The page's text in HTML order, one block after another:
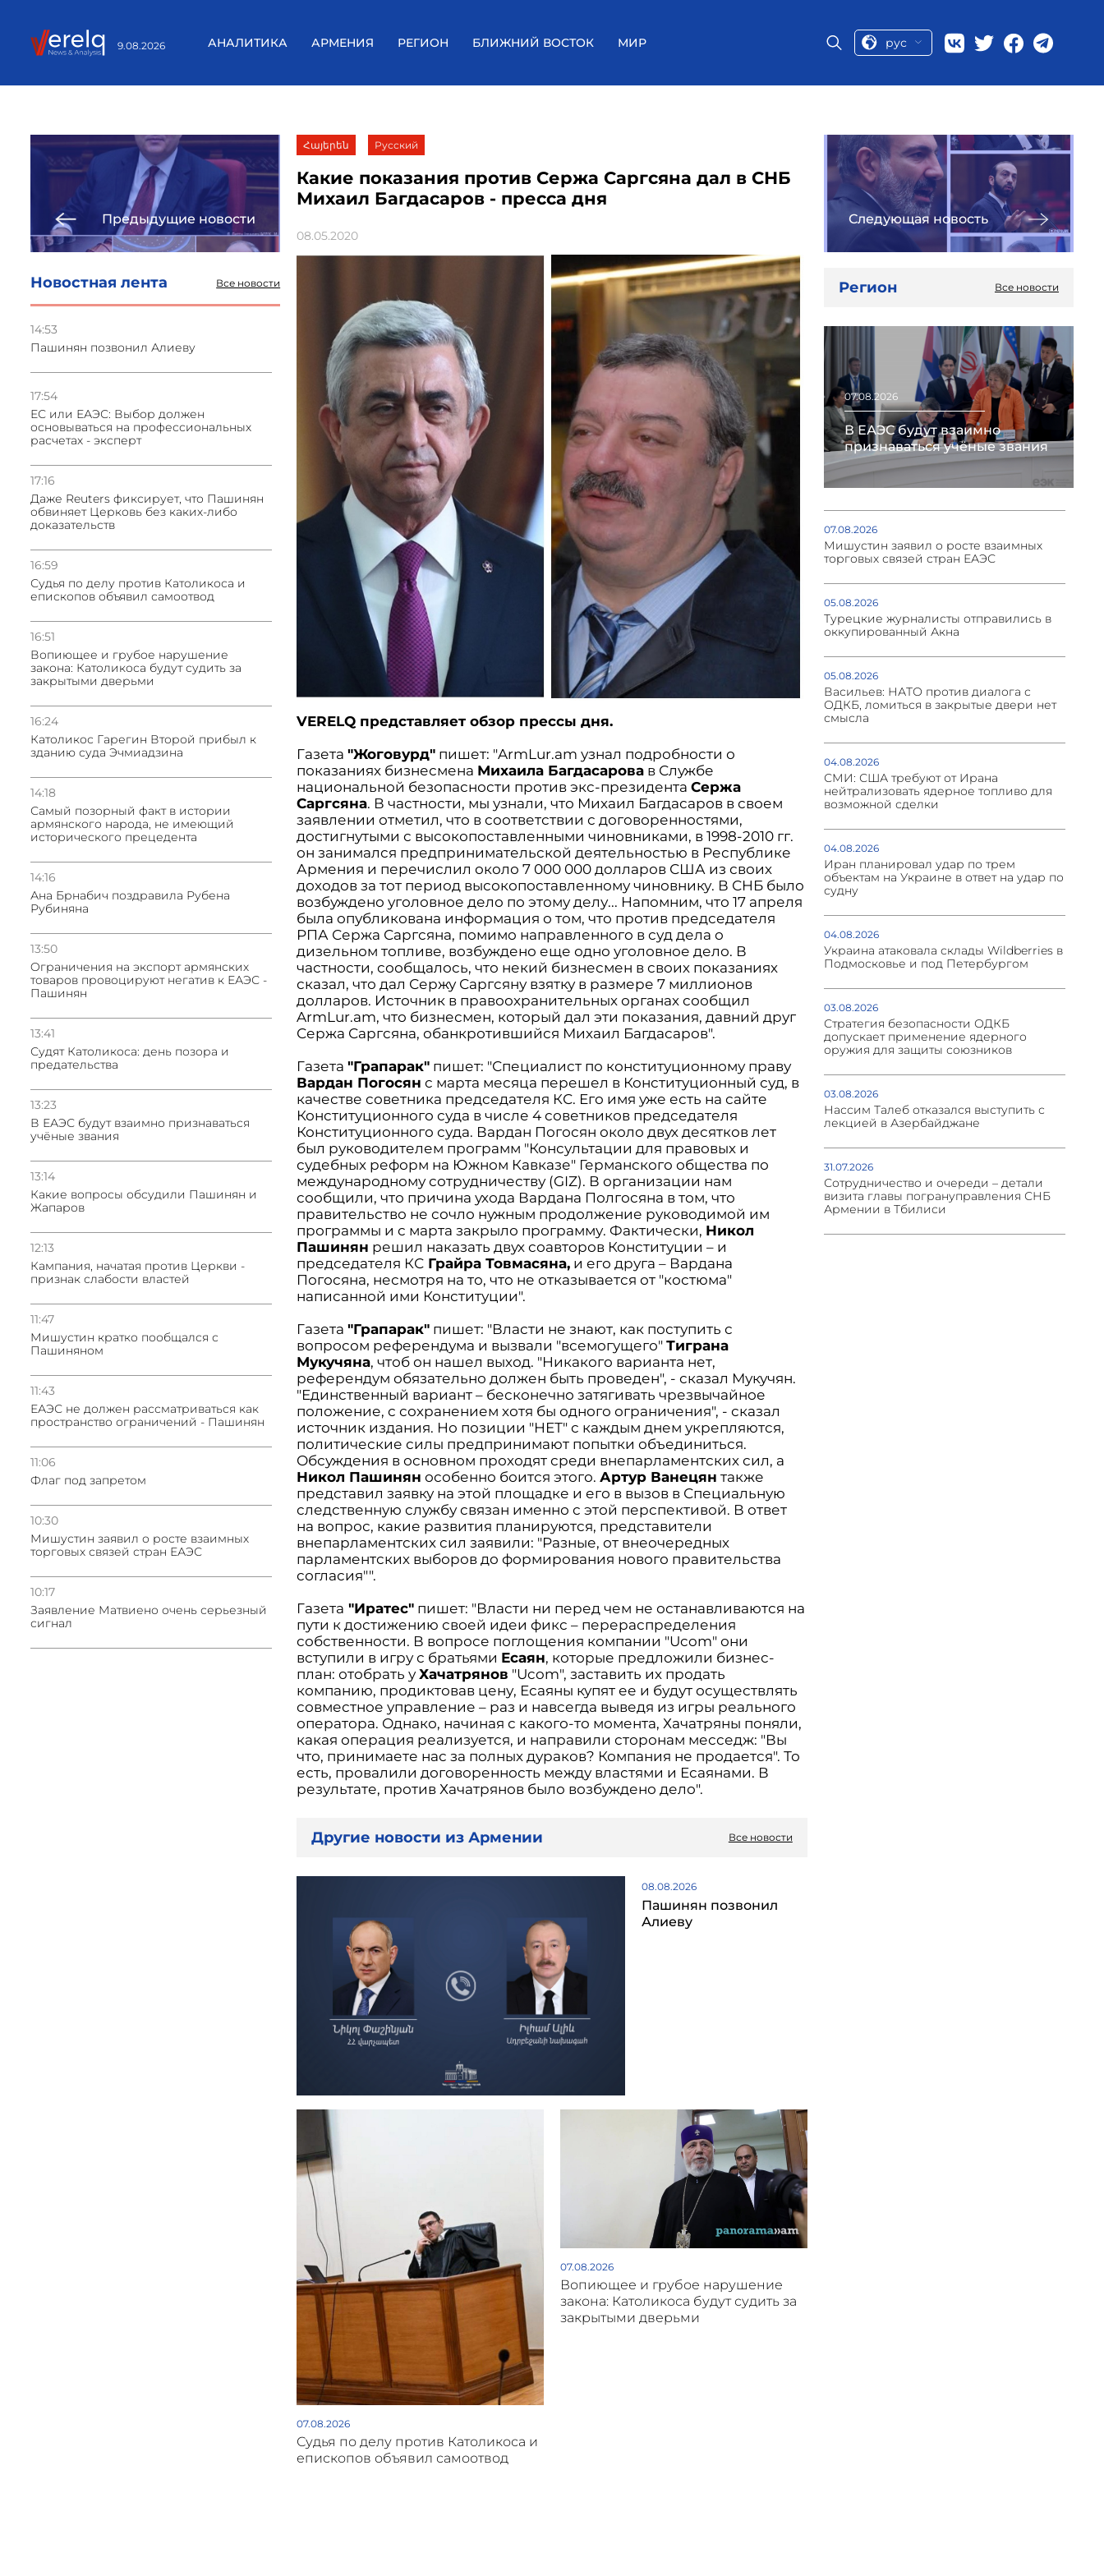
9.08.2026 АНАЛИТИКА АРМЕНИЯ РЕГИОН БЛИЖНИЙ ВОСТОК МИР рус
Предыдущие новости
Новостная лента Все новости
14:53
Пашинян позвонил Алиеву
17:54
ЕС или ЕАЭС: Выбор должен
основываться на профессиональных
расчетах - эксперт
17:16
Даже Reuters фиксирует, что Пашинян
обвиняет Церковь без каких-либо
доказательств
16:59
Судья по делу против Католикоса и
епископов объявил самоотвод
16:51
Вопиющее и грубое нарушение
закона: Католикоса будут судить за
закрытыми дверьми
16:24
Католикос Гарегин Второй прибыл к
зданию суда Эчмиадзина
14:18
Самый позорный факт в истории
армянского народа, не имеющий
исторического прецедента
14:16
Ана Брнабич поздравила Рубена
Рубиняна
13:50
Oграничения на экспорт армянских
товаров провоцируют негатив к ЕАЭС -
Пашинян
13:41
Судят Католикоса: день позора и
предательства
13:23
В ЕАЭС будут взаимно признаваться
учёные звания
13:14
Какие вопросы обсудили Пашинян и
Жапаров
12:13
Кампания, начатая против Церкви -
признак слабости властей
11:47
Мишустин кратко пообщался с
Пашиняном
11:43
ЕАЭС не должен рассматриваться как
пространство ограничений - Пашинян
11:06
Флаг под запретом
10:30
Мишустин заявил о росте взаимных
торговых связей стран ЕАЭС
10:17
Заявление Матвиено очень серьезный
сигнал
Հայերեն Русский
Какие показания против Сержа Саргсяна дал в СНБ
Михаил Багдасаров - пресса дня
08.05.2020
VERELQ представляет обзор прессы дня.
Газета"Жоговурд" пишет: "ArmLur.am узнал подробности о
показаниях бизнесмена Михаила Багдасарова в Службе
национальной безопасности против экс-президентаСержа
Саргсяна. В частности, мы узнали, что Михаил Багдасаров в своем
заявлении отметил, что в соответствии с договоренностями,
достигнутыми с высокопоставленными чиновниками, в 1998-2010 гг.
он занимался предпринимательской деятельностью в Республике
Армения и перечислил около 7 000 000 долларов США из своих
доходов за тот период высокопоставленному чиновнику. В СНБ было
возбуждено уголовное дело по этому делу... Напомним, что 17 апреля
была опубликована информация о том, что против председателя
РПА Сержа Саргсяна, помимо направленного в суд дела о
дизельном топливе, возбуждено еще одно уголовное дело. В
частности, сообщалось, что некий бизнесмен в своих показаниях
сказал, что дал Сержу Саргсяну взятку в размере 7 миллионов
долларов. Источник в правоохранительных органах сообщил
ArmLur.am, что бизнесмен, который дал эти показания, давний друг
Сержа Саргсяна, обанкротившийся Михаил Багдасаров".
Газета"Грапарак" пишет: "Специалист по конституционному праву
Вардан Погосян с марта месяца перешел в Конституционный суд, в
качестве советника председателя КС. Его имя уже есть на сайте
Конституционного суда в числе 4 советников председателя
Конституционного суда. Вардан Погосян около двух десятков лет
был руководителем программ "Консультации для правовых и
судебных реформ на Южном Кавказе" Германского общества по
международному сотрудничеству (GIZ). В организации нам
сообщили, что причина ухода Вардана Полгосяна в том, что
правительство не сочло нужным продолжение руководимой им
программы и с марта закрыло программу. Фактически, Никол
Пашинян решил наказать двух соавторов Конституции – и
председателя КС Грайра Товмасяна, и его друга – Вардана
Погосяна, несмотря на то, что не отказывается от "костюма"
написанной ими Конституции".
Газета"Грапарак" пишет: "Власти не знают, как поступить с
вопросом референдума и вызвали "всемогущего"Тиграна
Мукучяна, чтоб он нашел выход. "Никакого варианта нет,
референдум обязательно должен быть проведен", - сказал Мукучян.
"Единственный вариант – бесконечно затягивать чрезвычайное
положение, с сохранением хотя бы одного ограничения", - сказал
источник издания. Но позиции "НЕТ" с каждым днем укрепляются,
политические силы предпринимают попытки объединиться.
Обсуждения в основном проходят среди внепарламентских сил, а
Никол Пашинян особенно боится этого.Артур Ванецян также
представил заявку на этой площадке и его в вызов в Специальную
следственную службу связан именно с этой перспективой. В ответ
на вопрос, какие развития планируются, представители
внепарламентских сил заявили: "Разные, от внеочередных
парламентских выборов до формирования нового правительства
согласия"".
Газета "Иратес" пишет: "Власти ни перед чем не останавливаются на
пути к достижению своей идеи фикс – перераспределения
собственности. В вопросе поглощения компании "Ucom" они
вступили в игру с братьями Есаян, которые предложили бизнес-
план: отобрать уХачатрянов "Ucom", заставить их продать
компанию, продиктовав цену, Есаяны купят ее и будут осуществлять
совместное управление – раз и навсегда выведя из игры реального
оператора. Однако, начиная с какого-то момента, Хачатряны поняли,
какая операция реализуется, и направили сторонам месседж: "Вы
что, принимаете нас за полных дураков? Компания не продается". То
есть, провалили договоренность между властями и Есаянами. В
результате, против Хачатрянов было возбуждено дело".
Другие новости из Армении Все новости
08.08.2026
Пашинян позвонил
Алиеву
07.08.2026
Судья по делу против Католикоса и
епископов объявил самоотвод
07.08.2026
Вопиющее и грубое нарушение
закона: Католикоса будут судить за
закрытыми дверьми
Следующая новость
Регион Все новости
07.08.2026
В ЕАЭС будут взаимно
признаваться учёные звания
07.08.2026
Мишустин заявил о росте взаимных
торговых связей стран ЕАЭС
05.08.2026
Турецкие журналисты отправились в
оккупированный Акна
05.08.2026
Васильев: НАТО против диалога с
ОДКБ, ломиться в закрытые двери нет
смысла
04.08.2026
СМИ: США требуют от Ирана
нейтрализовать ядерное топливо для
возможной сделки
04.08.2026
Иран планировал удар по трем
объектам на Украине в ответ на удар по
судну
04.08.2026
Украина атаковала склады Wildberries в
Подмосковье и под Петербургом
03.08.2026
Стратегия безопасности ОДКБ
допускает применение ядерного
оружия для защиты союзников
03.08.2026
Нассим Талеб отказался выступить с
лекцией в Азербайджане
31.07.2026
Сотрудничество и очереди – детали
визита главы погрануправления СНБ
Армении в Тбилиси